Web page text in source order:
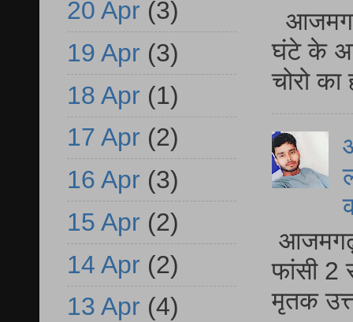
घंटे के
चोरो
आजमगढ़
फांसी 2
मृतक
20 Apr (3)
19 Apr (3)
18 Apr (1)
17 Apr (2)
16 Apr (3)
15 Apr (2)
14 Apr (2)
13 Apr (4)